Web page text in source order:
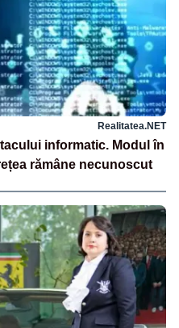
Realitatea.NET
informatic. Modul în
rămâne necunoscut